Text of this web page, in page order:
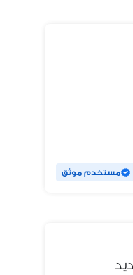
مستخدم موثق